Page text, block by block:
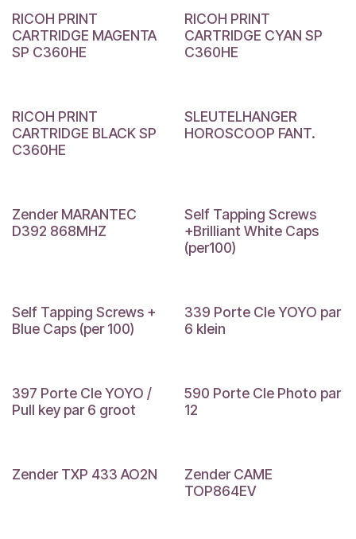
RICOH PRINT
CARTRIDGE MAGENTA
SP C360HE
RICOH PRINT
CARTRIDGE CYAN SP
C360HE
RICOH PRINT
CARTRIDGE BLACK SP
C360HE
SLEUTELHANGER
HOROSCOOP FANT.
Zender MARANTEC
D392 868MHZ
Self Tapping Screws
+Brilliant White Caps
(per100)
Self Tapping Screws +
Blue Caps (per 100)
339 Porte Cle YOYO par
6 klein
397 Porte Cle YOYO /
Pull key par 6 groot
590 Porte Cle Photo par
12
Zender TXP 433 AO2N
Zender CAME
TOP864EV